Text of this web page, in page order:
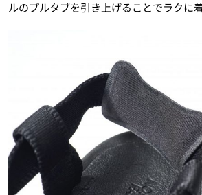
ルのプルタブを引き上げることでラクに